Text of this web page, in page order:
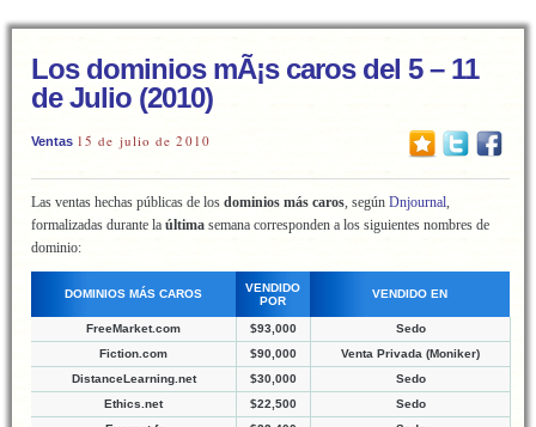
Los dominios mÃ¡s caros del 5 – 11
de Julio (2010)
Ventas 15 de julio de 2010
Las ventas hechas públicas de los dominios más caros, según Dnjournal,
formalizadas durante la última semana corresponden a los siguientes nombres de
dominio:
DOMINIOS MÁS CAROS
VENDIDO
POR
VENDIDO EN
FreeMarket.com $93,000
Sedo
Fiction.com
$90,000
Venta Privada (Moniker)
DistanceLearning.net
$30,000
Sedo
Ethics.net
$22,500
Sedo